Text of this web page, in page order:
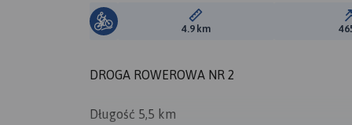
Długość trasy:
4.9 km
DROGA ROWEROWA NR 2
Długość 5,5 km